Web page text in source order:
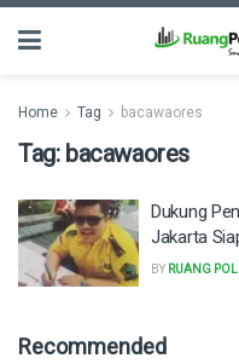
Home Tag bacawaores
Tag: bacawaores
Dukung
Jakarta
BY RUANG
Recommended